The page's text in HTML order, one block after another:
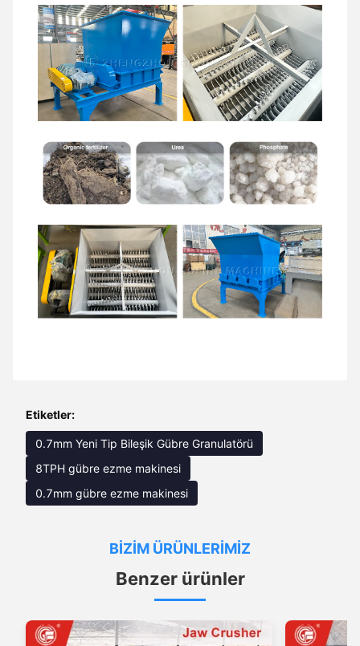
Etiketler:
0.7mm Yeni Tip Bileşik Gübre Granulatörü
8TPH gübre ezme makinesi
0.7mm gübre ezme makinesi
BIZIM ÜRÜNLERIMIZ
Benzer ürünler